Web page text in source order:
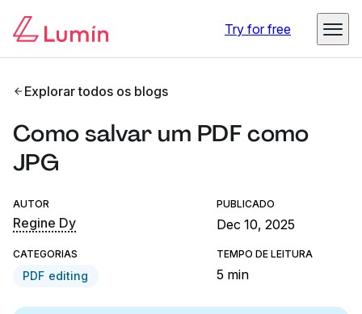
Try for free
Explorar todos os blogs
Como salvar um PDF como
JPG
AUTOR
Regine Dy
PUBLICADO
Dec 10, 2025
CATEGORIAS
PDF editing
TEMPO DE LEITURA
5 min